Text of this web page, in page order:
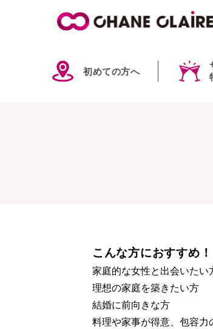
初めての方へ
こんな方におすすめ！
家庭的な女性と出会いたい
理想の家庭を築きたい方
結婚に前向きな方
料理や家事が得意、包容力